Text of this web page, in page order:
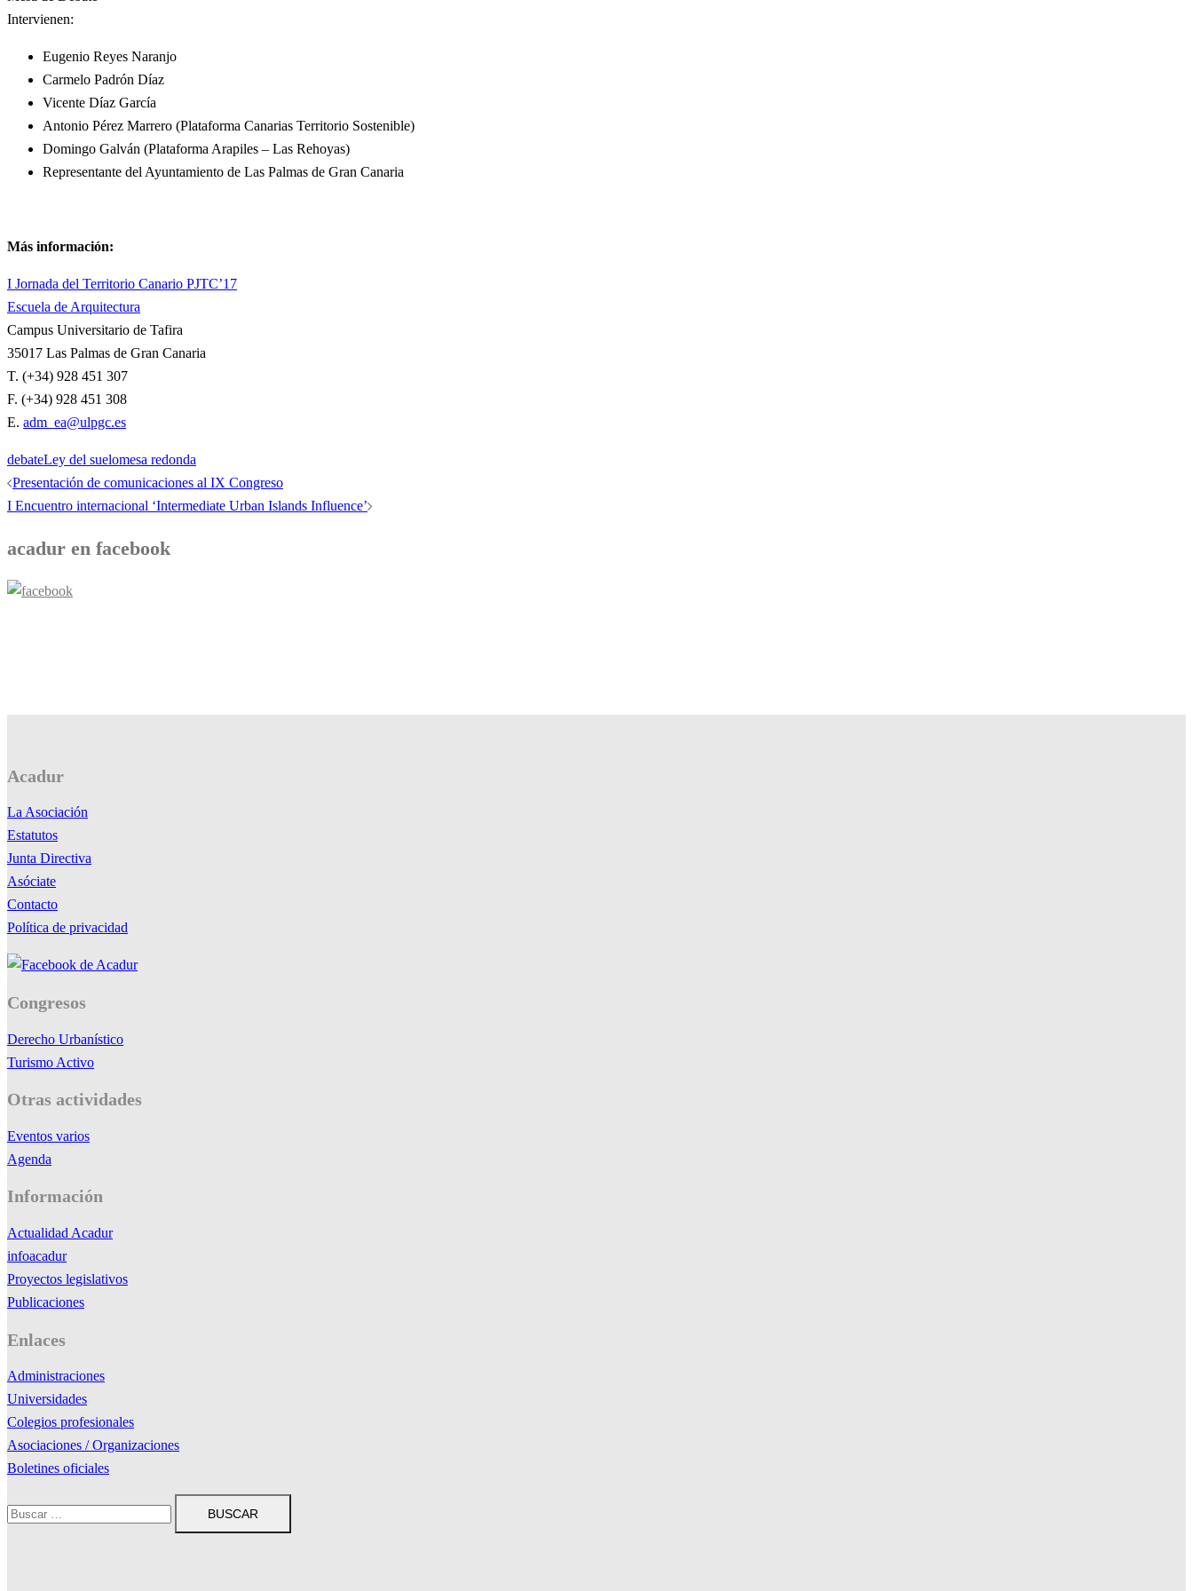
Intervienen:
Eugenio Reyes Naranjo
Carmelo Padrón Díaz
Vicente Díaz García
Antonio Pérez Marrero (Plataforma Canarias Territorio Sostenible)
Domingo Galván (Plataforma Arapiles – Las Rehoyas)
Representante del Ayuntamiento de Las Palmas de Gran Canaria
Más información:
I Jornada del Territorio Canario PJTC’17
Escuela de Arquitectura
Campus Universitario de Tafira
35017 Las Palmas de Gran Canaria
T. (+34) 928 451 307
F. (+34) 928 451 308
E. adm_ea@ulpgc.es
debateLey del suelomesa redonda
Navegación
de
Presentación de comunicaciones al IX Congreso
I Encuentro internacional ‘Intermediate Urban Islands Influence’
acadur en facebook
Acadur
La Asociación
Estatutos
Junta Directiva
Asóciate
Contacto
Política de privacidad
Congresos
Derecho Urbanístico
Turismo Activo
Otras actividades
Eventos varios
Agenda
Información
Actualidad Acadur
infoacadur
Proyectos legislativos
Publicaciones
Enlaces
Administraciones
Universidades
Colegios profesionales
Asociaciones / Organizaciones
Boletines oficiales
Buscar: